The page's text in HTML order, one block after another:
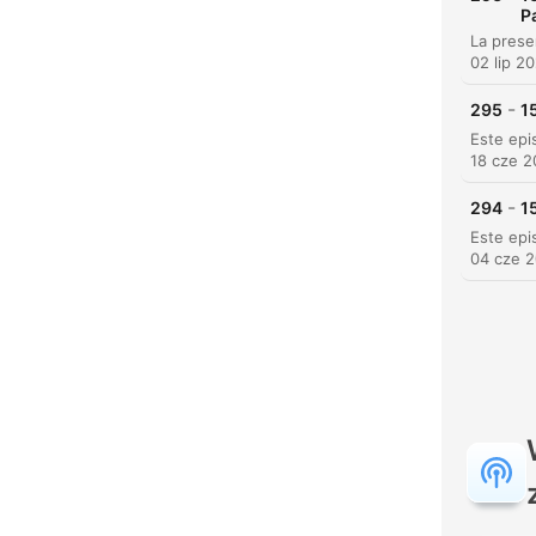
02 lip
295 -
18 cze
294 -
04 cze